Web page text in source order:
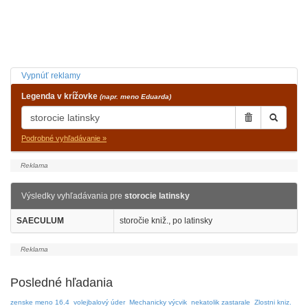
Vypnúť reklamy
Legenda v krížovke (napr. meno Eduarda)
Podrobné vyhľadávanie »
Výsledky vyhľadávania pre storocie latinsky
SAECULUM storočie kniž., po latinsky
Posledné hľadania
zenske meno 16.4 volejbalový úder Mechanicky výcvik nekatolik zastarale Zlostni kniz.